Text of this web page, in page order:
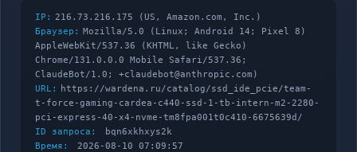
IP: 216.73.216.175 (US, Amazon.com, Inc.)
Браузер: Mozilla/5.0 (Linux; Android 14; Pixel 8)
AppleWebKit/537.36 (KHTML, like Gecko)
Chrome/131.0.0.0 Mobile Safari/537.36;
ClaudeBot/1.0; +claudebot@anthropic.com)
URL:
https://wardena.ru/catalog/ssd_ide_pcie/team-
t-force-gaming-cardea-c440-ssd-1-tb-intern-m2-2280-
pci-express-40-x4-nvme-tm8fpa001t0c410-6675639d/
ID запроса:
bqn6xkhxys2k
Время:
2026-08-10 07:09:57